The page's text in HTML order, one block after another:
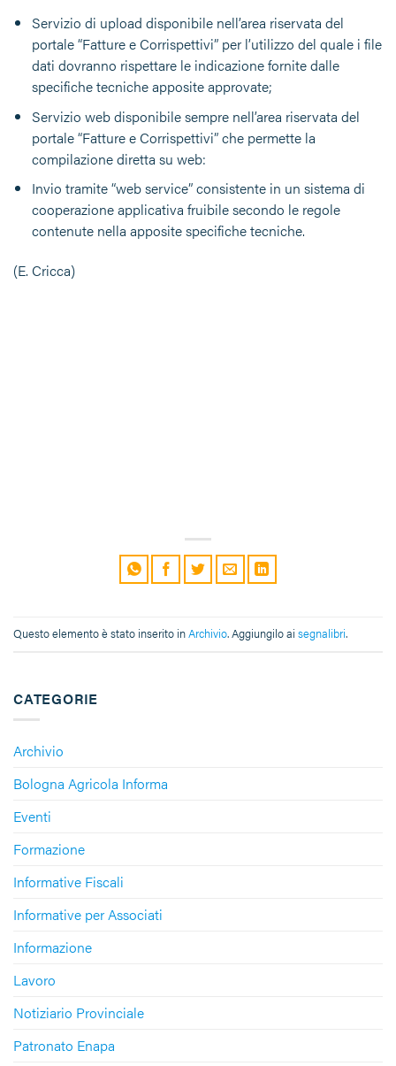
CATEGORIE
Archivio
Bologna Agricola Informa
Eventi
Formazione
Informative Fiscali
Informative per Associati
Informazione
Lavoro
Notiziario Provinciale
Patronato Enapa
Servizio di upload disponibile nell’area riservata del
portale “Fatture e Corrispettivi” per l’utilizzo del quale i file
dati dovranno rispettare le indicazione fornite dalle
specifiche tecniche apposite approvate;
Servizio web disponibile sempre nell’area riservata del
portale “Fatture e Corrispettivi” che permette la
compilazione diretta su web:
Invio tramite “web service” consistente in un sistema di
cooperazione applicativa fruibile secondo le regole
contenute nella apposite specifiche tecniche.
(E. Cricca)
Questo elemento è stato inserito inArchivio. Aggiungilo ai segnalibri.